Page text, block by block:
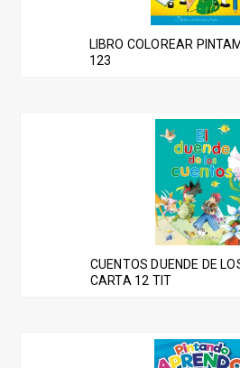
LIBRO COLOREAR
123
CUENTOS DUENDE DE
CARTA 12 TIT